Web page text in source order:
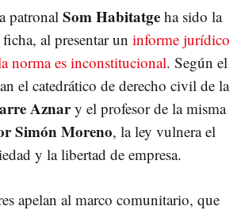
patronal Som Habitatge ha sido la
al presentar un informe jurídico
norma es inconstitucional. Según el
el catedrático de derecho civil de la
Aznary el profesor de la misma
Simón Moreno, la ley vulnera el
y la libertad de empresa.
apelan al marco comunitario, que